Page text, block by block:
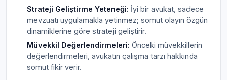
Strateji Geliştirme Yeteneği: İyi bir avukat, sadece
mevzuatı uygulamakla yetinmez; somut olayın özgün
dinamiklerine göre strateji geliştirir.
Müvekkil Değerlendirmeleri: Önceki müvekkillerin
değerlendirmeleri, avukatın çalışma tarzı hakkında
somut fikir verir.